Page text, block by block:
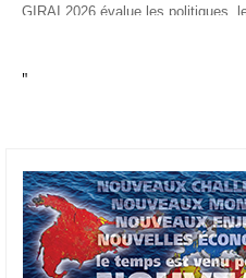
GIRAI 2026 évalue les politiques,
conditions générales de
technologie.
appliquée d'Afrique à À Accra, au
mercredi 1er juillet lors du premier
américain, qui a également indiqué
d'investir un milliard de dollars sur
Google Africa Applied AI Lab, la
"